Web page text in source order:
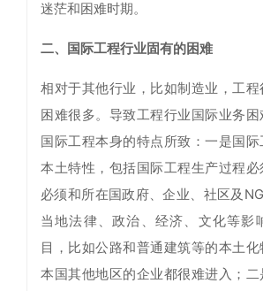
迷茫和困难时期。
二、国际工程行业固有的困难
相对于其他行业，比如制造业，工
困难很多。导致工程行业国际业务
国际工程本身的特点所致：一是国
本土特性，包括国际工程生产过程必
必须和所在国政府、企业、社区及
当地法律、政治、经济、文化等影
目，比如公路和普通建筑等的本土
本国其他地区的企业都很难进入；